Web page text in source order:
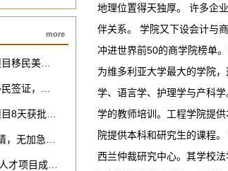
more
移民美…
签证，…
8天获批…
，无加急…
才项目成…
地理位置得天独厚。 许多企
伴关系。 学院又下设会计与
冲进世界前50的商学院榜单
为维多利亚大学最大的学院
学、语言学、护理学与产科
学的教师培训。 工程学院提
院提供本科和研究生的课程
西兰仲裁研究中心。其学校